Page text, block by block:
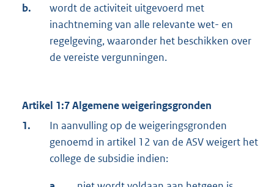
b.
wordt de activiteit uitgevoerd met
inachtneming van alle relevante wet- en
regelgeving, waaronder het beschikken over
de vereiste vergunningen.
Artikel 1:7 Algemene weigeringsgronden
1.
In aanvulling op de weigeringsgronden
genoemd in artikel 12 van de ASV weigert het
college de subsidie indien: